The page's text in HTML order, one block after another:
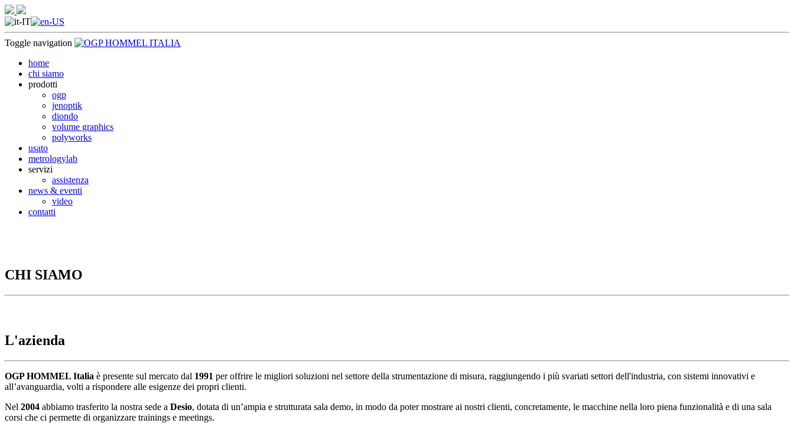
Toggle navigation
home
chi siamo
prodotti
ogp
jenoptik
diondo
volume graphics
polyworks
usato
metrologylab
servizi
assistenza
news & eventi
video
contatti
CHI SIAMO
L'azienda
OGP HOMMEL Italia è presente sul mercato dal 1991 per offrire le migliori soluzioni nel settore della strumentazione di misura, raggiungendo i più svariati settori dell'industria, con sistemi innovativi e
all’avanguardia, volti a rispondere alle esigenze dei propri clienti.
Nel 2004 abbiamo trasferito la nostra sede a Desio, dotata di un’ampia e strutturata sala demo, in modo da poter mostrare ai nostri clienti, concretamente, le macchine nella loro piena funzionalità e di una sala
corsi che ci permette di organizzare trainings e meetings.